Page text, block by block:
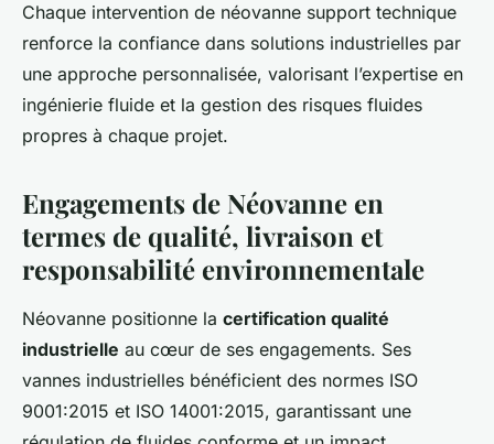
Chaque intervention de néovanne support technique
renforce la confiance dans solutions industrielles par
une approche personnalisée, valorisant l’expertise en
ingénierie fluide et la gestion des risques fluides
propres à chaque projet.
Engagements de Néovanne en
termes de qualité, livraison et
responsabilité environnementale
Néovanne positionne la certification qualité
industrielle au cœur de ses engagements. Ses
vannes industrielles bénéficient des normes ISO
9001:2015 et ISO 14001:2015, garantissant une